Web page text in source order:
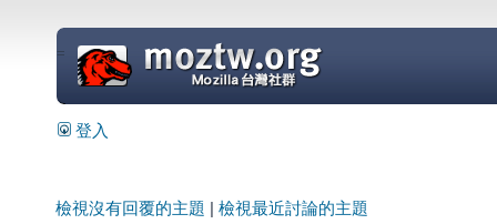
=
登入
檢視沒有回覆的主題 檢視最近討論的主題